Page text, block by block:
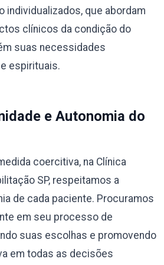
individualizados, que abordam
clínicos da condição do
suas necessidades
espirituais.
e Autonomia do
coercitiva, na Clínica
SP, respeitamos a
de cada paciente. Procuramos
em seu processo de
suas escolhas e promovendo
em todas as decisões